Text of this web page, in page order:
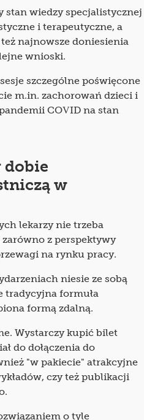
stan wiedzy specjalistycznej
i terapeutyczne, a
najnowsze doniesienia
wnioski.
szczególne poświęcone
m.in. zachorowań dzieci i
COVID na stan
dobie
w
lekarzy nie trzeba
zarówno z perspektywy
na rynku pracy.
niesie ze sobą
tradycyjna formuła
formą zdalną.
Wystarczy kupić bilet
do dołączenia do
"w pakiecie" atrakcyjne
czy też publikacji
o tyle